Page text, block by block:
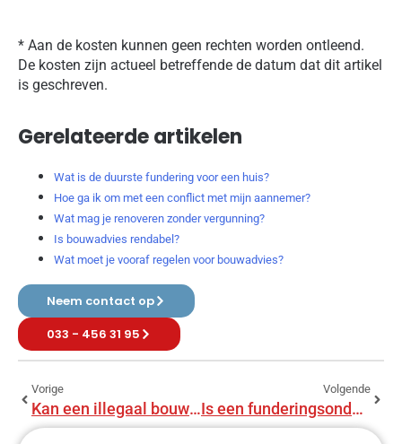
* Aan de kosten kunnen geen rechten worden ontleend.
De kosten zijn actueel betreffende de datum dat dit artikel
is geschreven.
Gerelateerde artikelen
Wat is de duurste fundering voor een huis?
Hoe ga ik om met een conflict met mijn aannemer?
Wat mag je renoveren zonder vergunning?
Is bouwadvies rendabel?
Wat moet je vooraf regelen voor bouwadvies?
Neem contact op
033 - 456 31 95
Vorige
Kan een illegaal bouwwerk verjaren?
Volgende
Is een funderingsonderzoek verplicht bij verkoop van een woning?